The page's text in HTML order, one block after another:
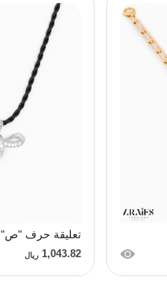
تعليقة حرف "ص"
1,043.82 ريال